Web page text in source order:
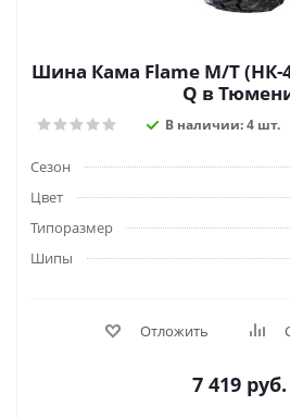
Шина Кама Flame M/T (НК-
Q в
В наличии: 4 шт.
Сезон
Цвет
Типоразмер
Шипы
Отложить
7 419 руб.